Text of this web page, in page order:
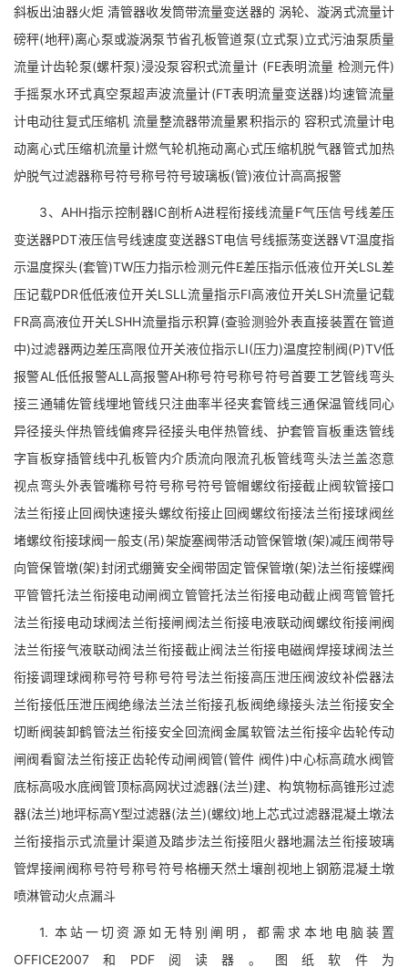
斜板出油器火炬 清管器收发筒带流量变送器的 涡轮、漩涡式流量计
磅秤(地秤)离心泵或漩涡泵节省孔板管道泵(立式泵)立式污油泵质量
流量计齿轮泵(螺杆泵)浸没泵容积式流量计 (FE表明流量 检测元件)
手摇泵水环式真空泵超声波流量计(FT表明流量变送器)均速管流量
计电动往复式压缩机 流量整流器带流量累积指示的 容积式流量计电
动离心式压缩机流量计燃气轮机拖动离心式压缩机脱气器管式加热
炉脱气过滤器称号符号称号符号玻璃板(管)液位计高高报警
3、AHH指示控制器IC剖析A进程衔接线流量F气压信号线差压
变送器PDT液压信号线速度变送器ST电信号线振荡变送器VT温度指
示温度探头(套管)TW压力指示检测元件E差压指示低液位开关LSL差
压记载PDR低低液位开关LSLL流量指示FI高液位开关LSH流量记载
FR高高液位开关LSHH流量指示积算(查验测验外表直接装置在管道
中)过滤器两边差压高限位开关液位指示LI(压力)温度控制阀(P)TV低
报警AL低低报警ALL高报警AH称号符号称号符号首要工艺管线弯头
接三通辅佐管线埋地管线只注曲率半径夹套管线三通保温管线同心
异径接头伴热管线偏疼异径接头电伴热管线、护套管盲板重迭管线
字盲板穿插管线中孔板管内介质流向限流孔板管线弯头法兰盖恣意
视点弯头外表管嘴称号符号称号符号管帽螺纹衔接截止阀软管接口
法兰衔接止回阀快速接头螺纹衔接止回阀螺纹衔接法兰衔接球阀丝
堵螺纹衔接球阀一般支(吊)架旋塞阀带活动管保管墩(架)减压阀带导
向管保管墩(架)封闭式绷簧安全阀带固定管保管墩(架)法兰衔接蝶阀
平管管托法兰衔接电动闸阀立管管托法兰衔接电动截止阀弯管管托
法兰衔接电动球阀法兰衔接闸阀法兰衔接电液联动阀螺纹衔接闸阀
法兰衔接气液联动阀法兰衔接截止阀法兰衔接电磁阀焊接球阀法兰
衔接调理球阀称号符号称号符号法兰衔接高压泄压阀波纹补偿器法
兰衔接低压泄压阀绝缘法兰法兰衔接孔板阀绝缘接头法兰衔接安全
切断阀装卸鹤管法兰衔接安全回流阀金属软管法兰衔接伞齿轮传动
闸阀看窗法兰衔接正齿轮传动闸阀管(管件 阀件)中心标高疏水阀管
底标高吸水底阀管顶标高网状过滤器(法兰)建、构筑物标高锥形过滤
器(法兰)地坪标高Y型过滤器(法兰)(螺纹)地上芯式过滤器混凝土墩法
兰衔接指示式流量计渠道及踏步法兰衔接阻火器地漏法兰衔接玻璃
管焊接闸阀称号符号称号符号格栅天然土壤剖视地上钢筋混凝土墩
喷淋管动火点漏斗
1. 本站一切资源如无特别阐明，都需求本地电脑装置
OFFICE2007和PDF阅读器。图纸软件为